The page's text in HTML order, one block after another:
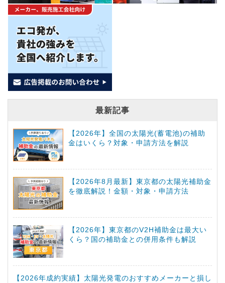
最新記事
【2026年】全国の太陽光(蓄電池)の補助
金はいくら？対象・申請方法を解説
【2026年8月最新】東京都の太陽光補助金
を徹底解説！金額・対象・申請方法
【2026年】東京都のV2H補助金は最大い
くら？国の補助金との併用条件も解説
【2026年成約実績】太陽光発電のおすすめメーカーと損し